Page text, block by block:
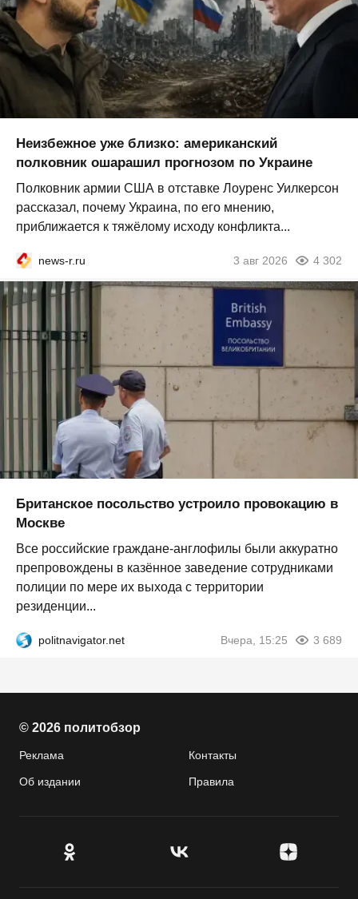
Неизбежное уже близко: американский
полковник ошарашил прогнозом по Украине
Полковник армии США в отставке Лоуренс Уилкерсон
рассказал, почему Украина, по его мнению,
приближается к тяжёлому исходу конфликта...
news-r.ru 3 авг 2026 4 302
Британское посольство устроило провокацию в
Москве
Все российские граждане-англофилы были аккуратно
препровождены в казённое заведение сотрудниками
полиции по мере их выхода с территории
резиденции...
politnavigator.net Вчера, 15:25 3 689
© 2026 политобзор
Реклама Контакты
Об издании Правила